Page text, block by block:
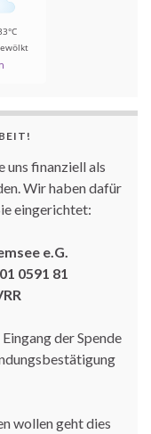
uns finanziell als
Wir haben dafür
eingerichtet:
e.G.
0591 81
der Spende
wollen geht dies